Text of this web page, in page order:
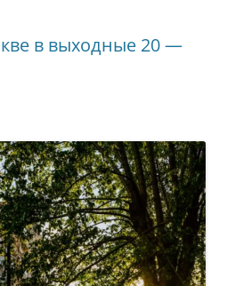
в выходные 20 —